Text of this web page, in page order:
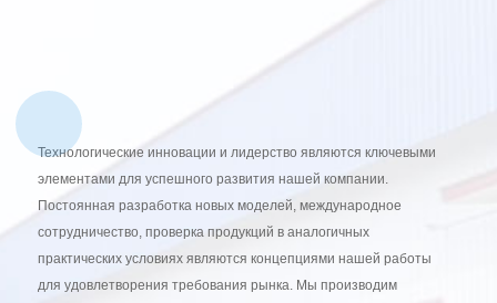
Технологические инновации и лидерство являются ключевыми
элементами для успешного развития нашей компании.
Постоянная разработка новых моделей, международное
сотрудничество, проверка продукций в аналогичных
практических условиях являются концепциями нашей работы
для удовлетворения требования рынка. Мы производим